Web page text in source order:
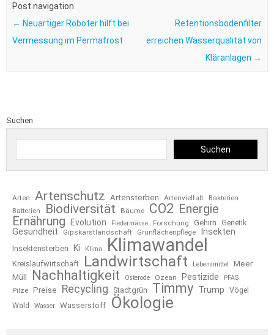
Post navigation
← Neuartiger Roboter hilft bei
Vermessung im Permafrost
Retentionsbodenfilter
erreichen Wasserqualität von
Kläranlagen →
Suchen
Suchen
Arten Artenschutz Artensterben Artenvielfalt
Bakterien
Batterien
Biodiversität Bäume CO2 Energie
Ernährung
Evolution Fledermäuse Forschung Gehirn Genetik
Gesundheit Gipskarstlandschaft Grünflächenpflege Insekten
Insektensterben Ki Klima Klimawandel
Kreislaufwirtschaft Landwirtschaft Lebensmittel
Meer
Müll
Nachhaltigkeit Osterode Ozean Pestizide PFAS
Pilze Preise Recycling Stadtgrün Timmy Trump
Vögel
Wald
Wasser Wasserstoff Ökologie